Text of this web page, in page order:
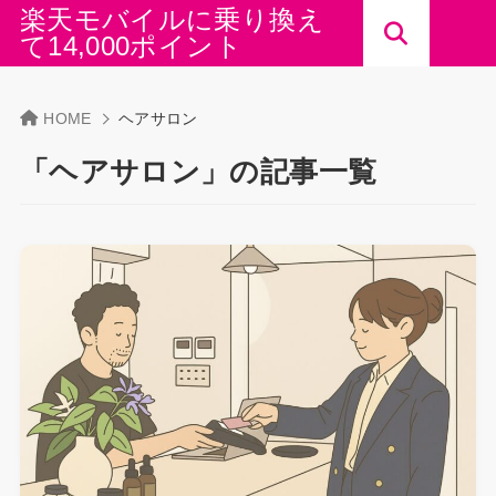
楽天モバイルに乗り換え
て14,000ポイント
HOME ヘアサロン
「ヘアサロン」の記事一覧